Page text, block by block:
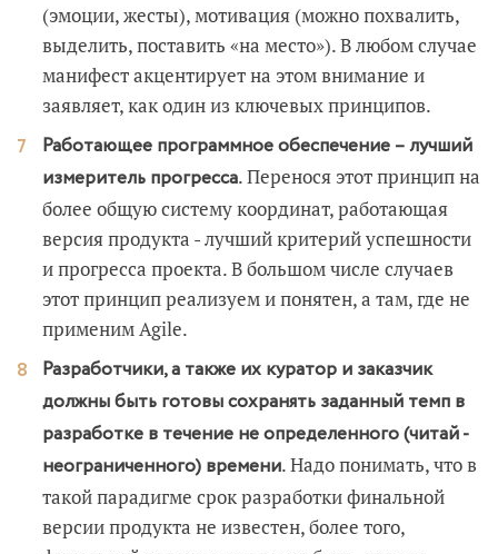
(эмоции, жесты), мотивация (можно похвалить,
выделить, поставить «на место»). В любом случае
манифест акцентирует на этом внимание и
заявляет, как один из ключевых принципов.
Работающее программное обеспечение – лучший
измеритель прогресса. Перенося этот принцип на
более общую систему координат, работающая
версия продукта - лучший критерий успешности
и прогресса проекта. В большом числе случаев
этот принцип реализуем и понятен, а там, где не
применим Agile.
Разработчики, а также их куратор и заказчик
должны быть готовы сохранять заданный темп в
разработке в течение не определенного (читай -
неограниченного) времени. Надо понимать, что в
такой парадигме срок разработки финальной
версии продукта не известен, более того,